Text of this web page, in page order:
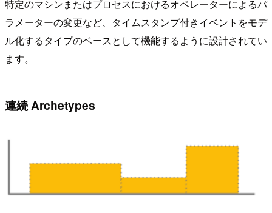
特定のマシンまたはプロセスにおけるオペレーターによるパ
ラメーターの変更など、タイムスタンプ付きイベントをモデ
ル化するタイプのベースとして機能するように設計されてい
ます。
連続 Archetypes